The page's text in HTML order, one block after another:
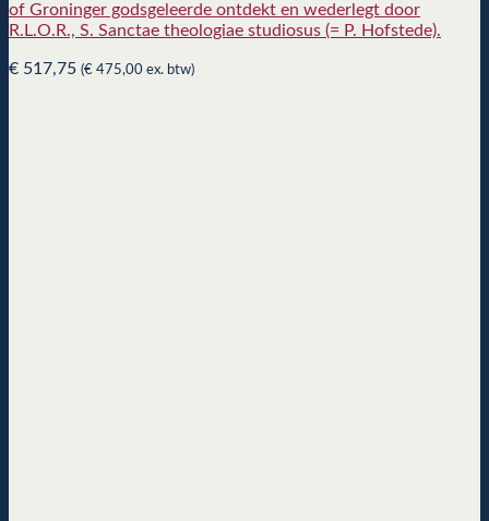
of Groninger godsgeleerde ontdekt en wederlegt door
R.L.O.R., S. Sanctae theologiae studiosus (= P. Hofstede).
€ 517,75 (€ 475,00 ex. btw)